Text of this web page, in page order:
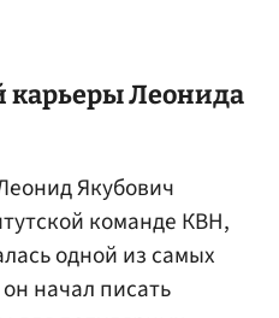
карьеры Леонида
Якубович
команде КВН,
одной из самых
начал писать